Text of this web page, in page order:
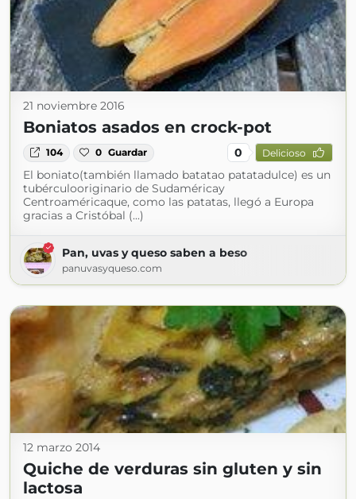
21 noviembre 2016
Boniatos asados en crock-pot
104 0 Guardar 0 Delicioso
El boniato(también llamado batatao patatadulce) es un
tubérculooriginario de Sudaméricay
Centroaméricaque, como las patatas, llegó a Europa
gracias a Cristóbal (...)
Pan, uvas y queso saben a beso
panuvasyqueso.com
12 marzo 2014
Quiche de verduras sin gluten y sin
lactosa